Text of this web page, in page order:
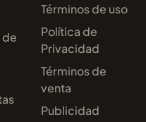
de
Términos de uso
Política de
Privacidad
Términos de
venta
Publicidad